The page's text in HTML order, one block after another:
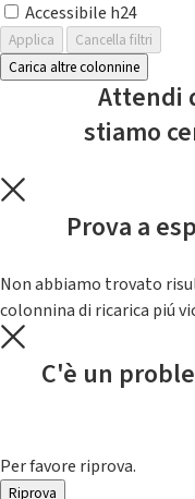
Accessibile h24
Applica
Cancella filtri
Carica altre colonnine
Attendi
stiamo
Prova a
Non abbiamo trovato
colonnina di ricarica piú
C'è un
Per favore riprova.
Riprova